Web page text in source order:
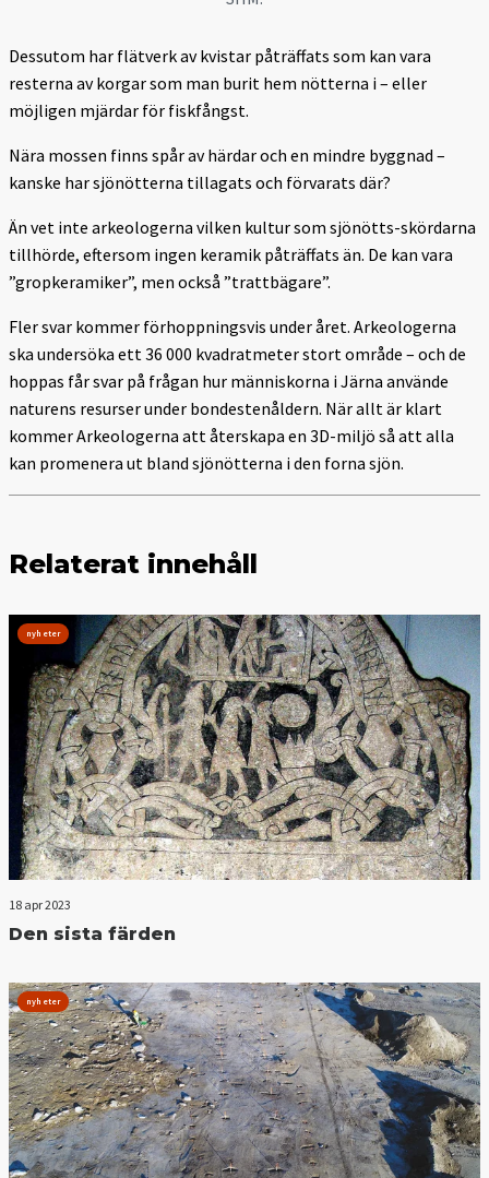
Dessutom har flätverk av kvistar påträffats som kan vara
resterna av korgar som man burit hem nötterna i – eller
möjligen mjärdar för fiskfångst.
Nära mossen finns spår av härdar och en mindre byggnad –
kanske har sjönötterna tillagats och förvarats där?
Än vet inte arkeologerna vilken kultur som sjönötts-skördarna
tillhörde, eftersom ingen keramik påträffats än. De kan vara
”gropkeramiker”, men också ”trattbägare”.
Fler svar kommer förhoppningsvis under året. Arkeologerna
ska undersöka ett 36 000 kvadratmeter stort område – och de
hoppas får svar på frågan hur människorna i Järna använde
naturens resurser under bondestenåldern. När allt är klart
kommer Arkeologerna att återskapa en 3D-miljö så att alla
kan promenera ut bland sjönötterna i den forna sjön.
Relaterat innehåll
nyheter
18 apr 2023
Den sista färden
nyheter